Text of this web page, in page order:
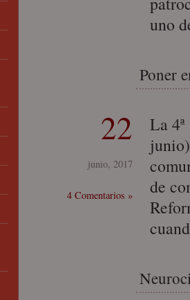
uno
Poner
22
junio, 2017
4 Comentarios »
La
de